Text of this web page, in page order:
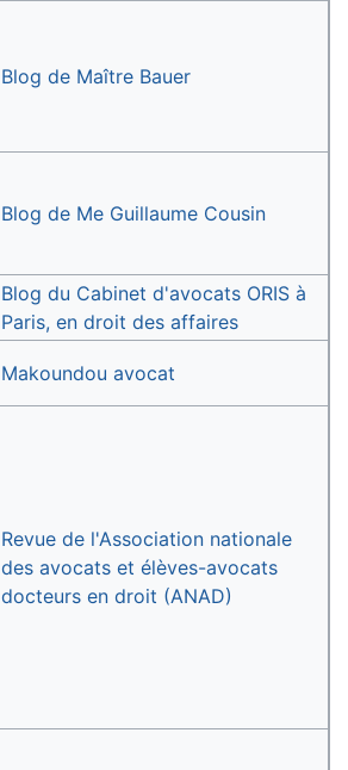
Blog de Maître Bauer
Blog de Me Guillaume Cousin
Blog du Cabinet d'avocats ORIS à
Paris, en droit des affaires
Makoundou avocat
Revue de l'Association nationale
des avocats et élèves-avocats
docteurs en droit (ANAD)